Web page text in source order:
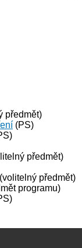
předmět)
(PS)
předmět)
(volitelný předmět)
programu)